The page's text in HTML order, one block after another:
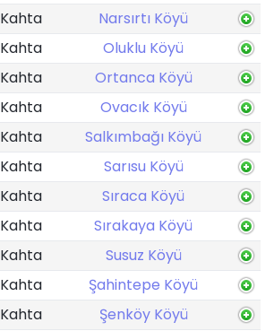
Kahta
Narsırtı Köyü
Kahta
Oluklu Köyü
Kahta
Ortanca Köyü
Kahta
Ovacık Köyü
Kahta
Salkımbağı Köyü
Kahta
Sarısu Köyü
Kahta
Sıraca Köyü
Kahta
Sırakaya Köyü
Kahta
Susuz Köyü
Kahta
Şahintepe Köyü
Kahta
Şenköy Köyü